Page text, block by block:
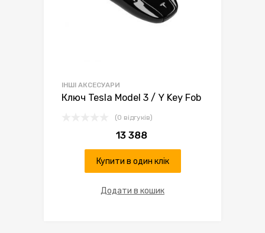
ІНШІ АКСЕСУАРИ
Ключ Tesla Model 3 / Y Key Fob
(0 відгуків)
13 388
Купити в один клік
Додати в кошик